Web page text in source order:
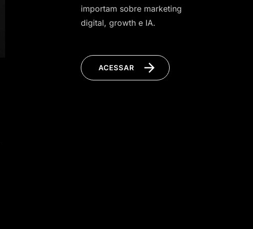
importam sobre marketing
digital, growth e IA.
ACESSAR